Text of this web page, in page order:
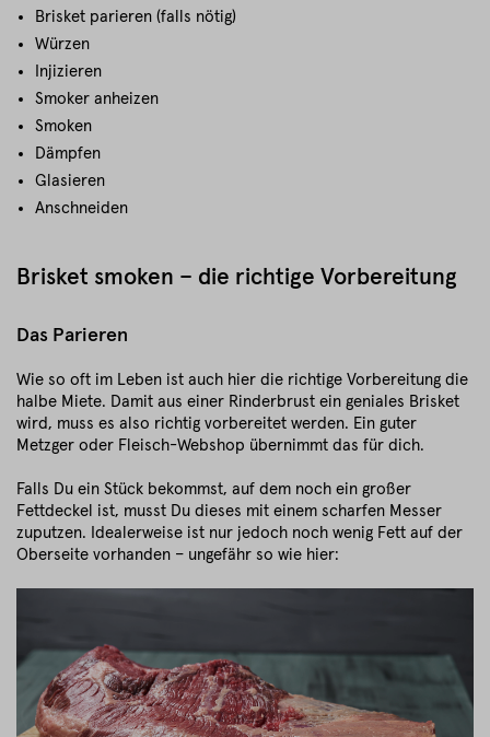
Brisket parieren (falls nötig)
Würzen
Injizieren
Smoker anheizen
Smoken
Dämpfen
Glasieren
Anschneiden
Brisket smoken – die richtige Vorbereitung
Das Parieren
Wie so oft im Leben ist auch hier die richtige Vorbereitung die
halbe Miete. Damit aus einer Rinderbrust ein geniales Brisket
wird, muss es also richtig vorbereitet werden. Ein guter
Metzger oder Fleisch-Webshop übernimmt das für dich.
Falls Du ein Stück bekommst, auf dem noch ein großer
Fettdeckel ist, musst Du dieses mit einem scharfen Messer
zuputzen. Idealerweise ist nur jedoch noch wenig Fett auf der
Oberseite vorhanden – ungefähr so wie hier: